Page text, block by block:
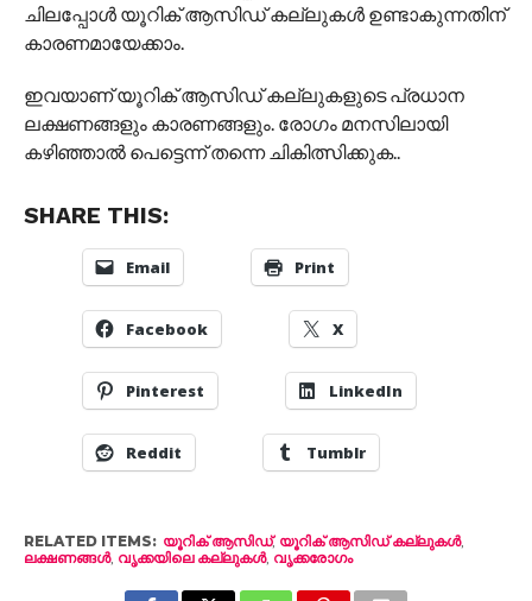
ചിലപ്പോള്‍ യൂറിക് ആസിഡ് കല്ലുകള്‍ ഉണ്ടാകുന്നതിന്
കാരണമായേക്കാം.
ഇവയാണ് യൂറിക് ആസിഡ് കല്ലുകളുടെ പ്രധാന
ലക്ഷണങ്ങളും കാരണങ്ങളും. രോഗം മനസിലായി
കഴിഞ്ഞാല്‍ പെട്ടെന്ന് തന്നെ ചികിത്സിക്കുക..
SHARE THIS:
Email Print
Facebook X
Pinterest LinkedIn
Reddit Tumblr
RELATED ITEMS: യൂറിക് ആസിഡ്, യൂറിക് ആസിഡ് കല്ലുകൾ,
ലക്ഷണങ്ങൾ, വൃക്കയിലെ കല്ലുകൾ, വൃക്കരോഗം